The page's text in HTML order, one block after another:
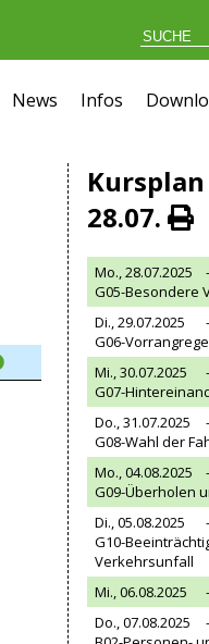
News Infos
28.07.
Mo., 28.07.2025
G05-Besondere
Di., 29.07.2025
G06-
Mi., 30.07.2025
G07-
Do., 31.07.2025
G08-Wahl der
Mo., 04.08.2025
G09-Überholen
Di., 05.08.2025
G10-
Verkehrsunfall
Mi., 06.08.2025
Do., 07.08.2025